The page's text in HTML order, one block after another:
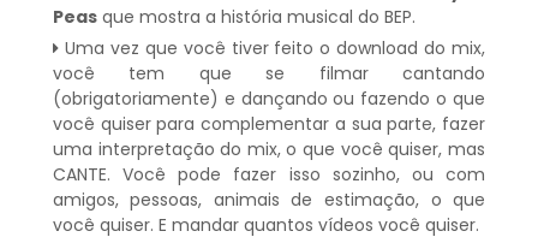
Peasque mostra a história musical do BEP.
Uma vez que você tiver feito o download do mix,
você tem que se filmar cantando
(obrigatoriamente) e dançando ou fazendo o que
você quiser para complementar a sua parte, fazer
uma interpretação do mix, o que você quiser, mas
CANTE. Você pode fazer isso sozinho, ou com
amigos, pessoas, animais de estimação, o que
você quiser. E mandar quantos vídeos você quiser.